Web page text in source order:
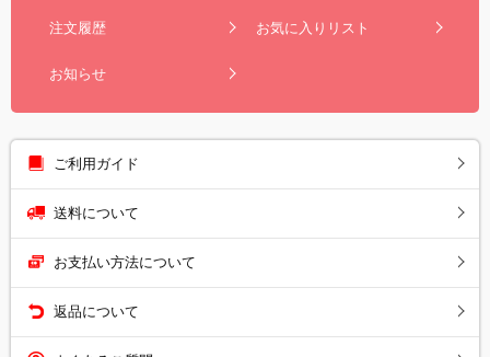
注文履歴 お気に入りリスト
お知らせ
ご利用ガイド
送料について
お支払い方法について
返品について